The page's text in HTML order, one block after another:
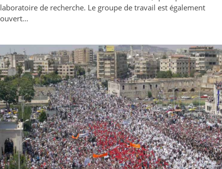
laboratoire de recherche. Le groupe de travail est également
ouvert...